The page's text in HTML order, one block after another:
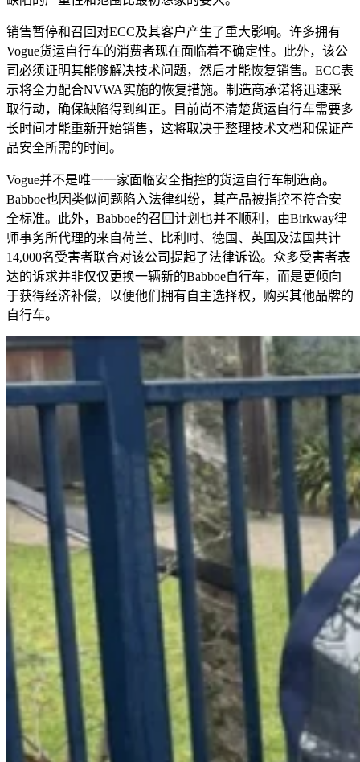
销售暂停和召回对ECC及其客户产生了重大影响。许多拥有
Vogue货运自行车的消费者现在面临着不确定性。此外，该公
司必须证明其能够解决技术问题，然后才能恢复销售。ECC表
示将全力配合NVWA实施的恢复措施。制造商承诺将迅速采
取行动，确保缺陷得到纠正。目前尚不清楚货运自行车需要多
长时间才能重新开始销售，这将取决于整理技术文档和保证产
品安全所需的时间。
Vogue并不是唯一一家面临安全指控的货运自行车制造商。
Babboe也因类似问题陷入法律纠纷，其产品被指控不符合安
全标准。此外，Babboe的召回计划也并不顺利，由Birkway律
师事务所代理的来自荷兰、比利时、德国、英国及法国共计
14,000名受害者联合对该公司提起了法律诉讼。众多受害者表
达的诉求并非仅仅更换一辆新的Babboe自行车，而是更倾向
于获得经济补偿，以便他们拥有自主选择权，购买其他品牌的
自行车。